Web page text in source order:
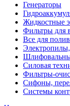
Генераторы
Жидкостные
Фильтры для
Все для
Силовая
Фильтры-
Сифоны,
Системы